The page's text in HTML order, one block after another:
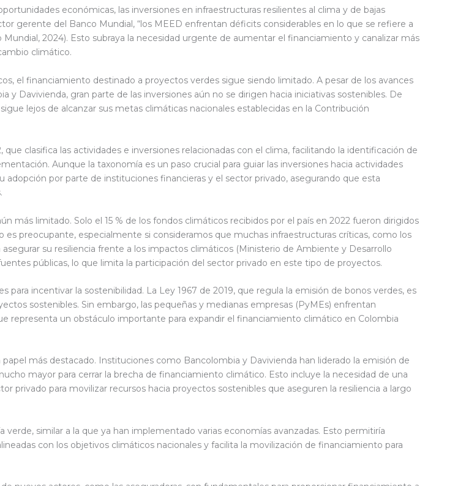
económicas, las inversiones en infraestructuras resilientes al clima y de bajas
gerente del Banco Mundial, “los MEED enfrentan déficits considerables en lo que se refiere a
2024). Esto subraya la necesidad urgente de aumentar el financiamiento y canalizar más
climático.
el financiamiento destinado a proyectos verdes sigue siendo limitado. A pesar de los avances
Davivienda, gran parte de las inversiones aún no se dirigen hacia iniciativas sostenibles. De
lejos de alcanzar sus metas climáticas nacionales establecidas en la Contribución
clasifica las actividades e inversiones relacionadas con el clima, facilitando la identificación de
Aunque la taxonomía es un paso crucial para guiar las inversiones hacia actividades
por parte de instituciones financieras y el sector privado, asegurando que esta
más limitado. Solo el 15 % de los fondos climáticos recibidos por el país en 2022 fueron dirigidos
preocupante, especialmente si consideramos que muchas infraestructuras críticas, como los
su resiliencia frente a los impactos climáticos (Ministerio de Ambiente y Desarrollo
públicas, lo que limita la participación del sector privado en este tipo de proyectos.
incentivar la sostenibilidad. La Ley 1967 de 2019, que regula la emisión de bonos verdes, es
sostenibles. Sin embargo, las pequeñas y medianas empresas (PyMEs) enfrentan
representa un obstáculo importante para expandir el financiamiento climático en Colombia
más destacado. Instituciones como Bancolombia y Davivienda han liderado la emisión de
mayor para cerrar la brecha de financiamiento climático. Esto incluye la necesidad de una
privado para movilizar recursos hacia proyectos sostenibles que aseguren la resiliencia a largo
similar a la que ya han implementado varias economías avanzadas. Esto permitiría
con los objetivos climáticos nacionales y facilita la movilización de financiamiento para